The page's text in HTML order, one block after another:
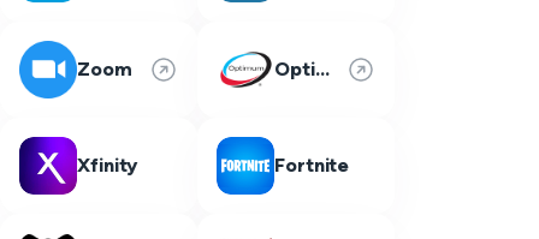
Zoom Optimum
Xfinity Fortnite